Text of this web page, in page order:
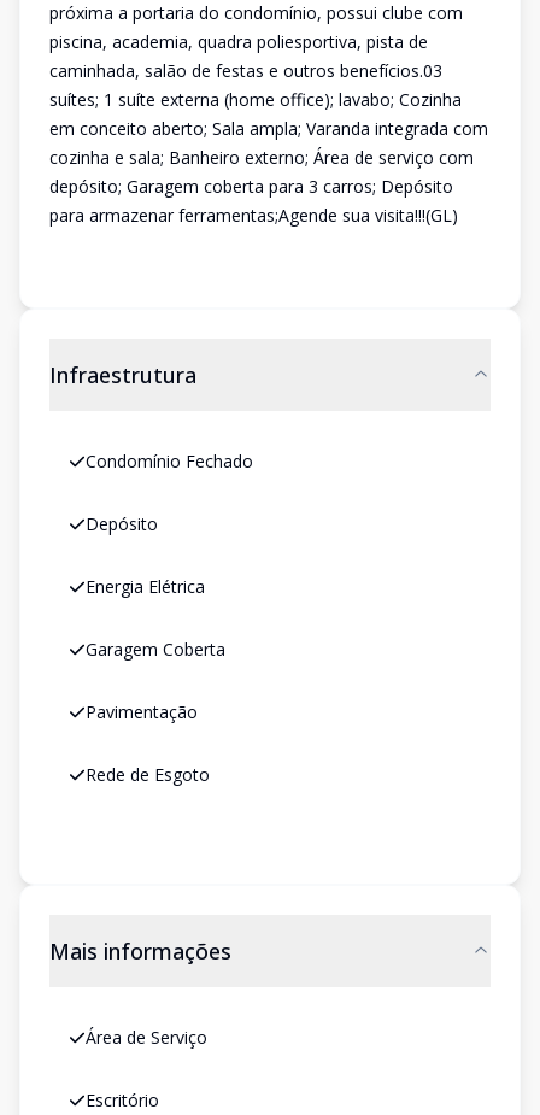
próxima a portaria do condomínio, possui clube com
piscina, academia, quadra poliesportiva, pista de
caminhada, salão de festas e outros benefícios.03
suítes; 1 suíte externa (home office); lavabo; Cozinha
em conceito aberto; Sala ampla; Varanda integrada com
cozinha e sala; Banheiro externo; Área de serviço com
depósito; Garagem coberta para 3 carros; Depósito
para armazenar ferramentas;Agende sua visita!!!(GL)
Infraestrutura
Condomínio Fechado
Depósito
Energia Elétrica
Garagem Coberta
Pavimentação
Rede de Esgoto
Mais informações
Área de Serviço
Escritório